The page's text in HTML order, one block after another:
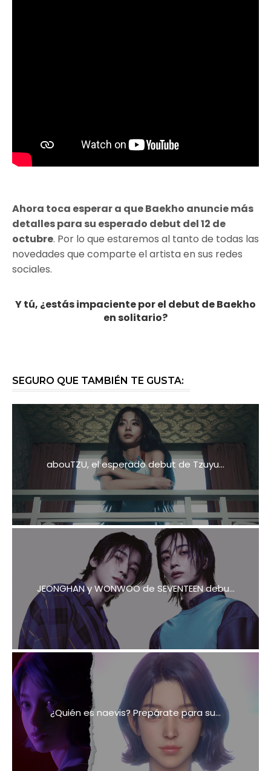
Ahora toca esperar a que Baekho anuncie más
detalles para su esperado debut del 12 de
octubre. Por lo que estaremos al tanto de todas las
novedades que comparte el artista en sus redes
sociales.
Y tú, ¿estás impaciente por el debut de Baekho
en solitario?
SEGURO QUE TAMBIÉN TE GUSTA:
abouTZU, el esperado debut de Tzuyu...
JEONGHAN y WONWOO de SEVENTEEN debu...
¿Quién es naevis? Prepárate para su...